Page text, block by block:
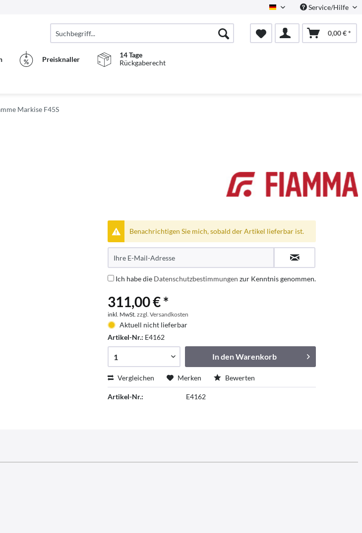
Deutsch Service/Hilfe
0,00 € *
Preisknaller
14 Tage
Rückgaberecht
Markise F45S
Benachrichtigen Sie mich, sobald der Artikel lieferbar ist.
Ich habe die Datenschutzbestimmungen zur Kenntnis genommen.
311,00 € *
inkl. MwSt.zzgl. Versandkosten
Aktuell nicht lieferbar
Artikel-Nr.: E4162
In denWarenkorb
Vergleichen Merken Bewerten
Artikel-Nr.: E4162